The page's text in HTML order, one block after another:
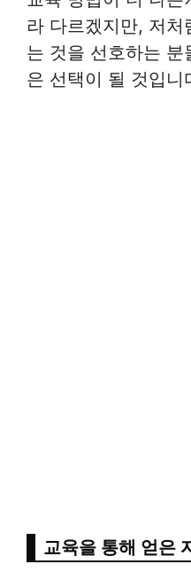
라 다르겠지만, 저
는 것을 선호하는
은 선택이 될 것입니
교육을 통해 얻은